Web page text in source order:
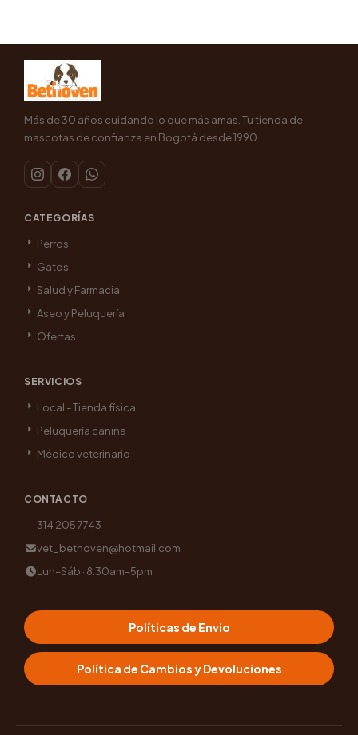
Más de 30 años cuidando lo que más amas. Tu tienda de
mascotas de confianza en Bogotá desde 1990.
CATEGORÍAS
Perros
Gatos
Salud y Farmacia
Aseo y Peluquería
Ofertas
SERVICIOS
Local - Tienda física
Peluquería canina
Médico veterinario
CONTACTO
314 205 7743
vet_bethoven@hotmail.com
Lun–Sáb · 8:30am–5pm
Políticas de Envio
Política de Cambios y Devoluciones